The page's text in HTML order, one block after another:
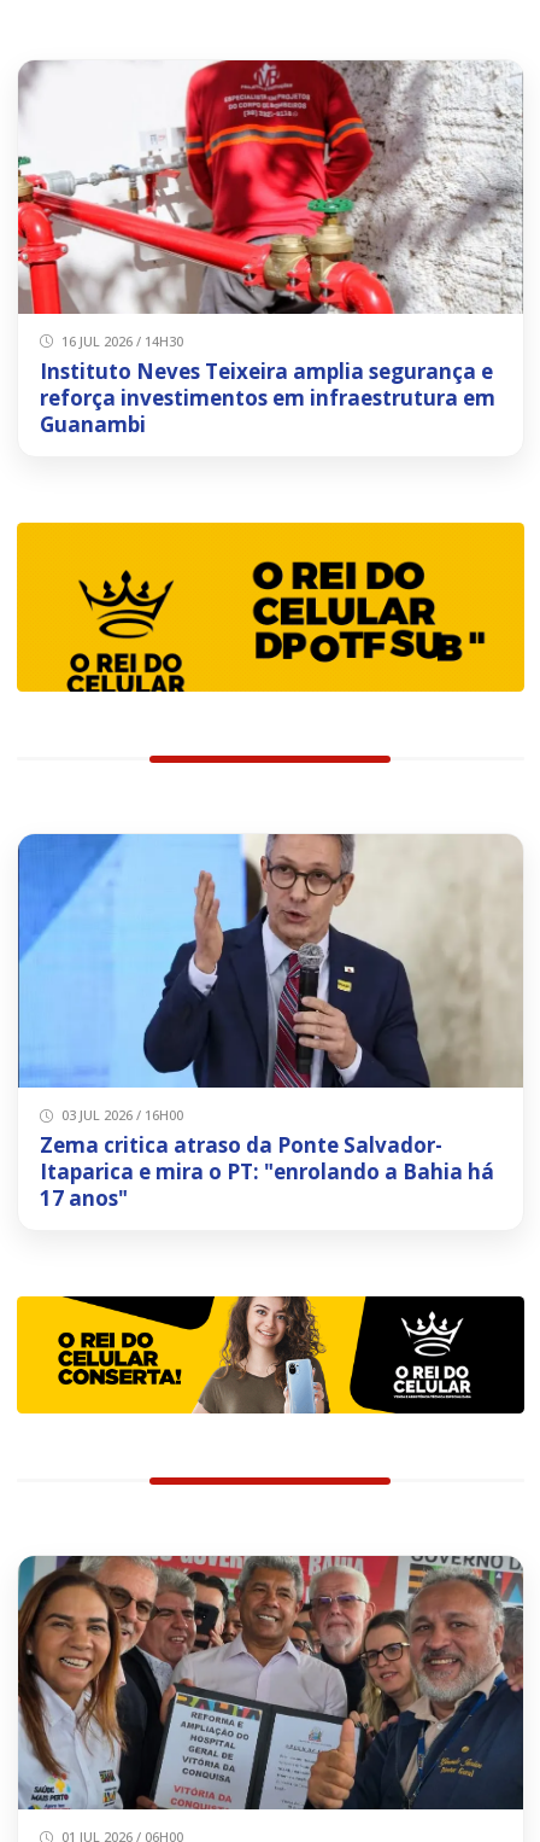
16 JUL 2026 / 14H30
Instituto Neves Teixeira amplia segurança e
reforça investimentos em infraestrutura em
Guanambi
03 JUL 2026 / 16H00
Zema critica atraso da Ponte Salvador-
Itaparica e mira o PT: "enrolando a Bahia há
17 anos"
01 JUL 2026 / 06H00